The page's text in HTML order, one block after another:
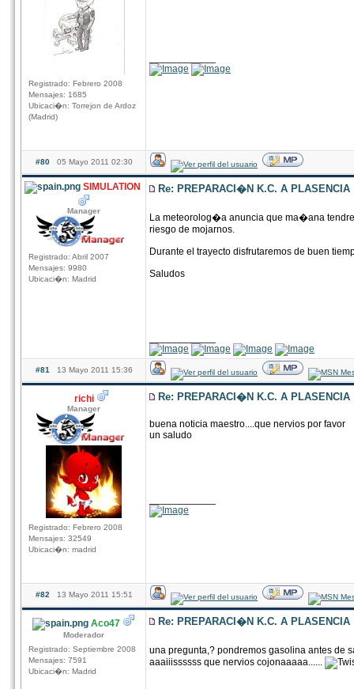
Registrado: Febrero 2008
Mensajes: 1685
Ubicaci�n: Torrejon de Ardoz
(Madrid)
#80 05 Mayo 2011 02:30
SIMULATION
Manager
Registrado: Abril 2007
Mensajes: 9980
Ubicaci�n: Madrid
Re: PREPARACI�N K.C. A PLASENCIA
La meteorolog�a anuncia que ma�ana
riesgo de mojarnos.
Durante el trayecto disfrutaremos de buen
Saludos
#81 13 Mayo 2011 15:36
richi
Manager
Registrado: Febrero 2008
Mensajes: 32549
Ubicaci�n: madrid
Re: PREPARACI�N K.C. A PLASENCIA
buena noticia maestro....que nervios por favor
un saludo
#82 13 Mayo 2011 15:51
Aco47
Moderador
Registrado: Septiembre 2008
Mensajes: 7591
Ubicaci�n: Madrid
Re: PREPARACI�N K.C. A PLASENCIA
una pregunta,? pondremos gasolina antes de
aaaiiissssss que nervios cojonaaaaa......